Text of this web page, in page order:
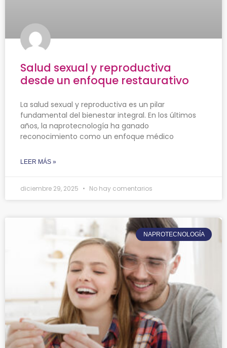
Salud sexual y reproductiva
desde un enfoque restaurativo
La salud sexual y reproductiva es un pilar
fundamental del bienestar integral. En los últimos
años, la naprotecnología ha ganado
reconocimiento como un enfoque médico
LEER MÁS »
diciembre 29, 2025 No hay comentarios
NAPROTECNOLOGÍA